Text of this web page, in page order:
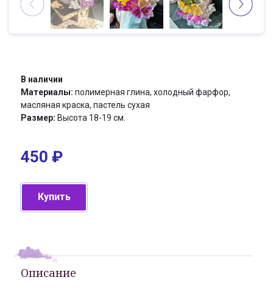
В наличии
Материалы: полимерная глина, холодный фарфор,
масляная краска, пастель сухая
Размер: Высота 18-19 см.
450 ₽
Купить
Описание